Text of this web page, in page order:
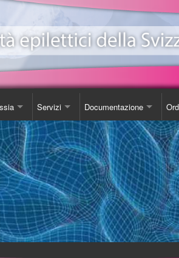
Servizi
Consulenza
Luoghi d'incontro
Biblioteca
Videoteca
Carta SOS
Documentazione
Libro
Studi
DVD
Opuscoli
Ordinazioni